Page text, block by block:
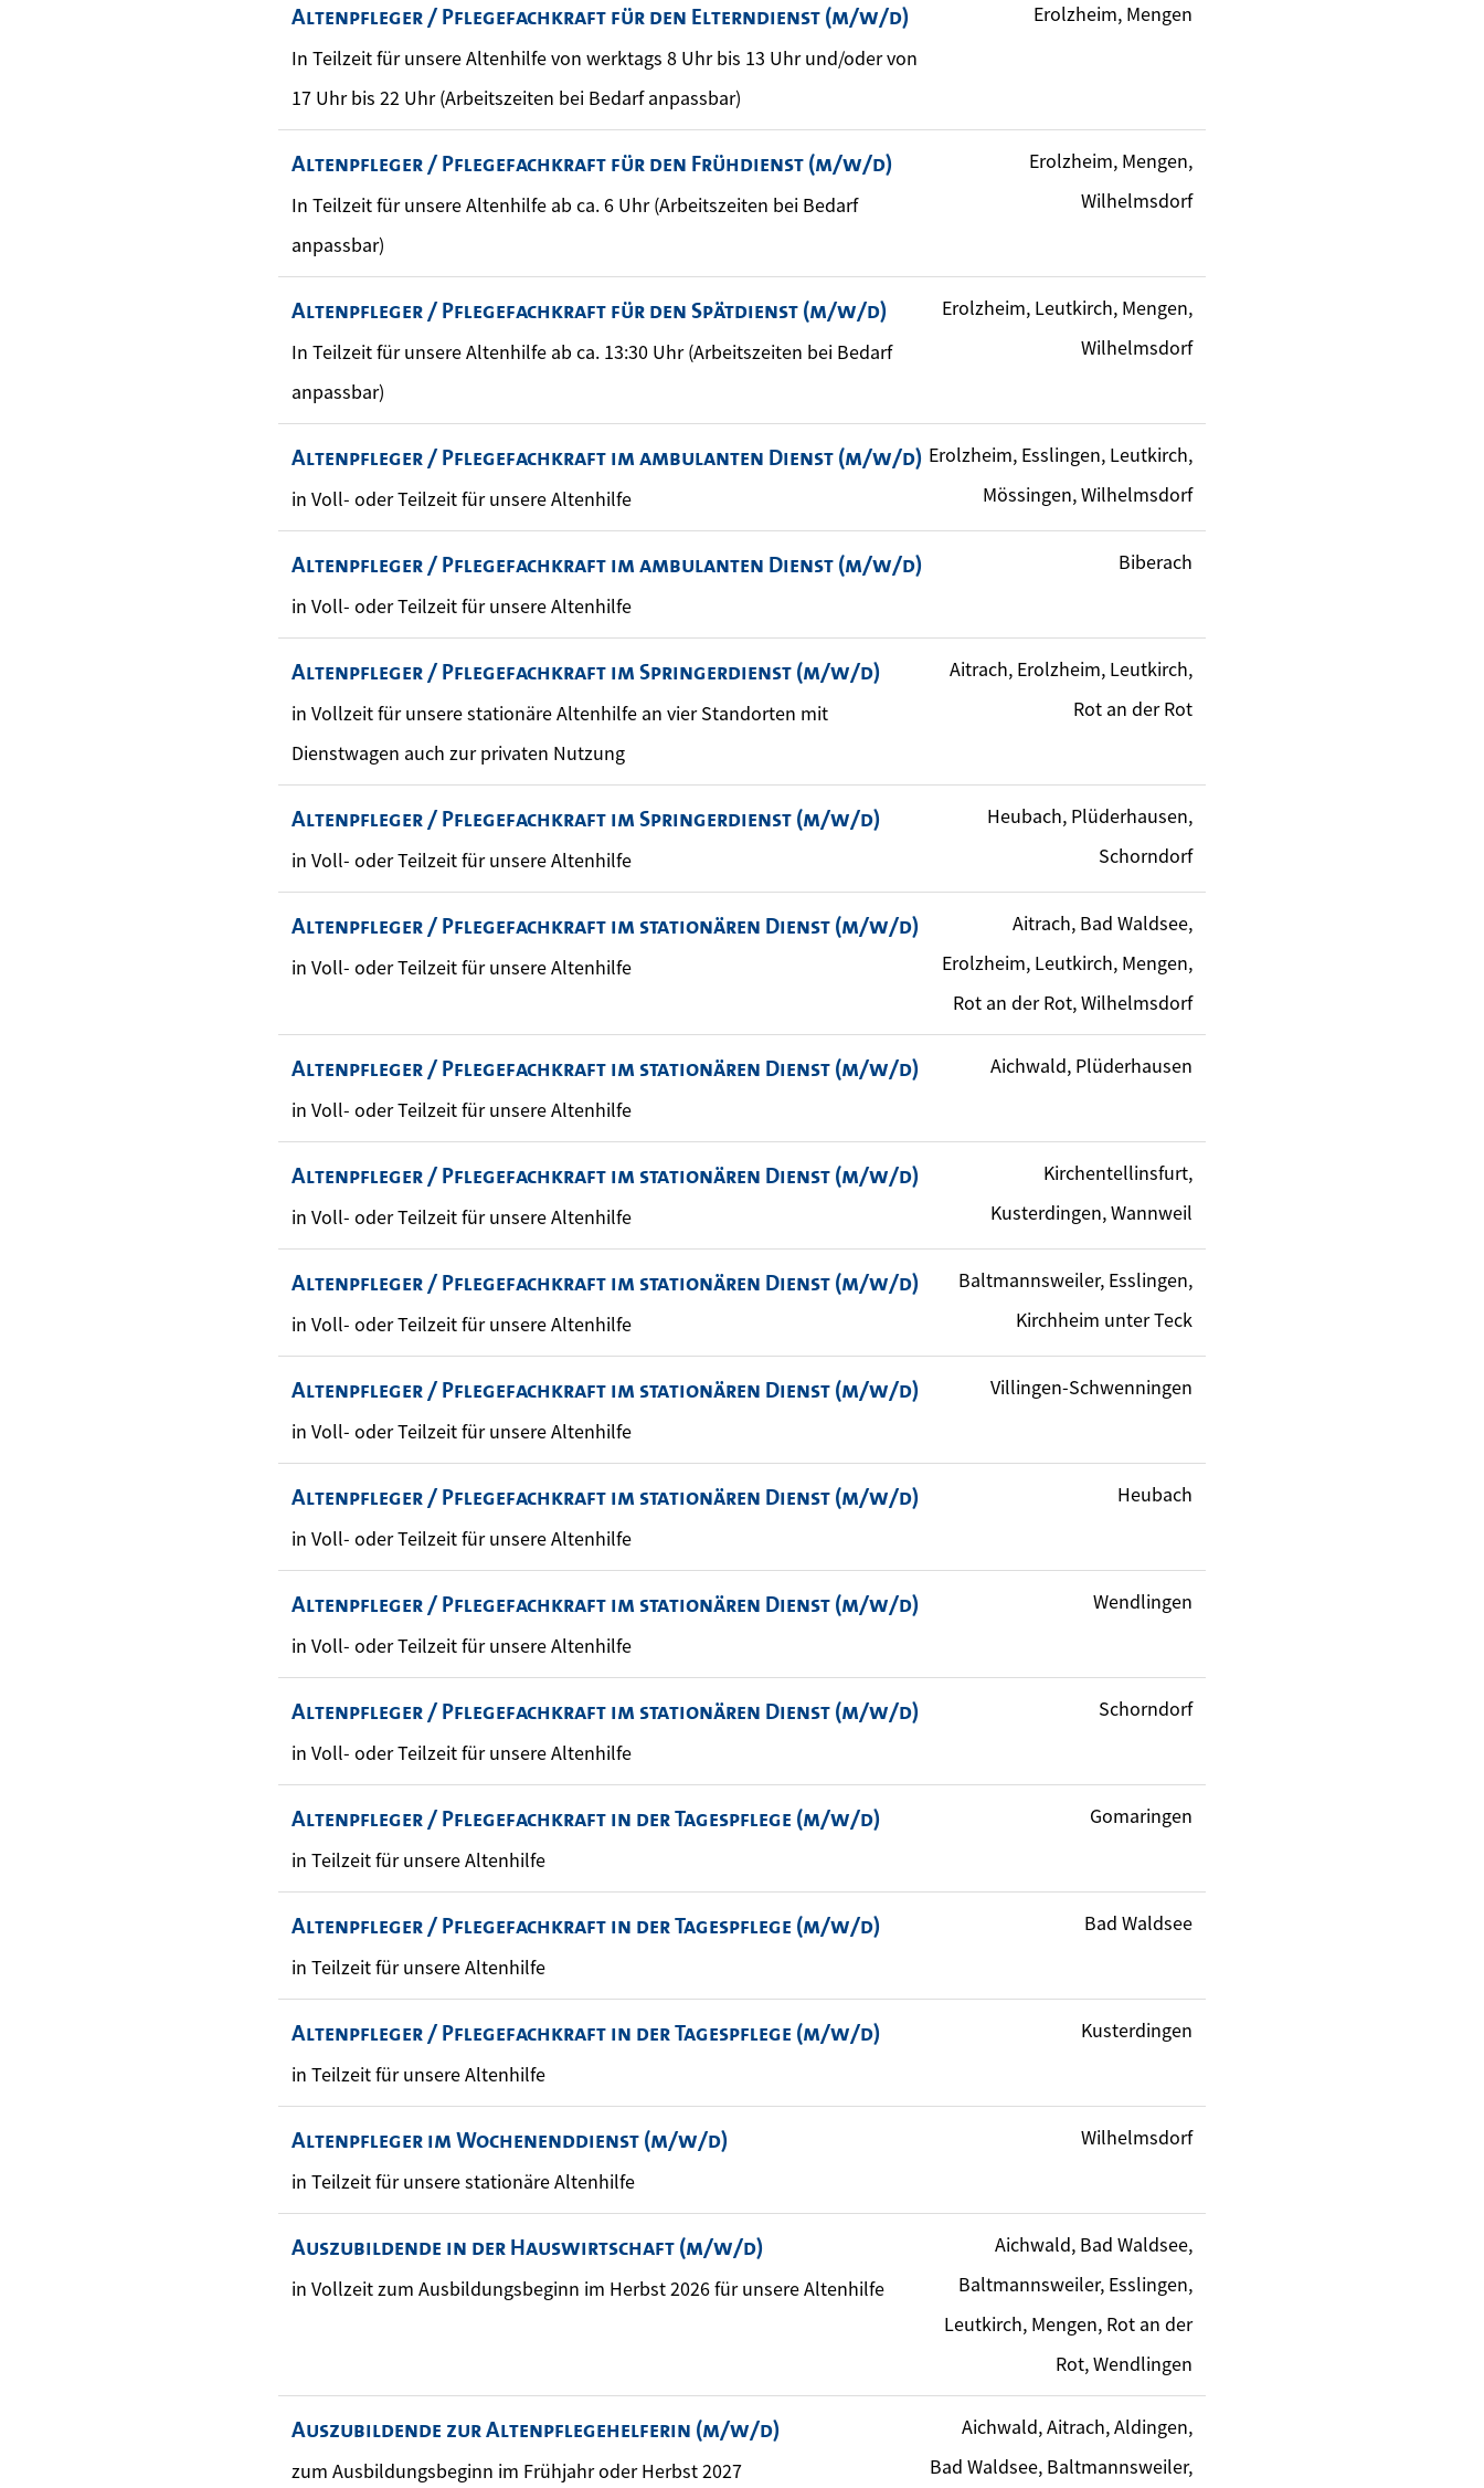
Altenpfleger / Pflegefachkraft für den Elterndienst (m/w/d)
In Teilzeit für unsere Altenhilfe von werktags 8 Uhr bis 13 Uhr und/oder von
17 Uhr bis 22 Uhr (Arbeitszeiten bei Bedarf anpassbar)
Erolzheim, Mengen
Altenpfleger / Pflegefachkraft für den Frühdienst (m/w/d)
In Teilzeit für unsere Altenhilfe ab ca. 6 Uhr (Arbeitszeiten bei Bedarf
anpassbar)
Erolzheim, Mengen,
Wilhelmsdorf
Altenpfleger / Pflegefachkraft für den Spätdienst (m/w/d)
In Teilzeit für unsere Altenhilfe ab ca. 13:30 Uhr (Arbeitszeiten bei Bedarf
anpassbar)
Erolzheim, Leutkirch, Mengen,
Wilhelmsdorf
Altenpfleger / Pflegefachkraft im ambulanten Dienst (m/w/d)
in Voll- oder Teilzeit für unsere Altenhilfe
Erolzheim, Esslingen, Leutkirch,
Mössingen, Wilhelmsdorf
Altenpfleger / Pflegefachkraft im ambulanten Dienst (m/w/d)
in Voll- oder Teilzeit für unsere Altenhilfe
Biberach
Altenpfleger / Pflegefachkraft im Springerdienst (m/w/d)
in Vollzeit für unsere stationäre Altenhilfe an vier Standorten mit
Dienstwagen auch zur privaten Nutzung
Aitrach, Erolzheim, Leutkirch,
Rot an der Rot
Altenpfleger / Pflegefachkraft im Springerdienst (m/w/d)
in Voll- oder Teilzeit für unsere Altenhilfe
Heubach, Plüderhausen,
Schorndorf
Altenpfleger / Pflegefachkraft im stationären Dienst (m/w/d)
in Voll- oder Teilzeit für unsere Altenhilfe
Aitrach, Bad Waldsee,
Erolzheim, Leutkirch, Mengen,
Rot an der Rot, Wilhelmsdorf
Altenpfleger / Pflegefachkraft im stationären Dienst (m/w/d)
in Voll- oder Teilzeit für unsere Altenhilfe
Aichwald, Plüderhausen
Altenpfleger / Pflegefachkraft im stationären Dienst (m/w/d)
in Voll- oder Teilzeit für unsere Altenhilfe
Kirchentellinsfurt,
Kusterdingen, Wannweil
Altenpfleger / Pflegefachkraft im stationären Dienst (m/w/d)
in Voll- oder Teilzeit für unsere Altenhilfe
Baltmannsweiler, Esslingen,
Kirchheim unter Teck
Altenpfleger / Pflegefachkraft im stationären Dienst (m/w/d)
in Voll- oder Teilzeit für unsere Altenhilfe
Villingen-Schwenningen
Altenpfleger / Pflegefachkraft im stationären Dienst (m/w/d)
in Voll- oder Teilzeit für unsere Altenhilfe
Heubach
Altenpfleger / Pflegefachkraft im stationären Dienst (m/w/d)
in Voll- oder Teilzeit für unsere Altenhilfe
Wendlingen
Altenpfleger / Pflegefachkraft im stationären Dienst (m/w/d)
in Voll- oder Teilzeit für unsere Altenhilfe
Schorndorf
Altenpfleger / Pflegefachkraft in der Tagespflege (m/w/d)
in Teilzeit für unsere Altenhilfe
Gomaringen
Altenpfleger / Pflegefachkraft in der Tagespflege (m/w/d)
in Teilzeit für unsere Altenhilfe
Bad Waldsee
Altenpfleger / Pflegefachkraft in der Tagespflege (m/w/d)
in Teilzeit für unsere Altenhilfe
Kusterdingen
Altenpfleger im Wochenenddienst (m/w/d)
in Teilzeit für unsere stationäre Altenhilfe
Wilhelmsdorf
Auszubildende in der Hauswirtschaft (m/w/d)
in Vollzeit zum Ausbildungsbeginn im Herbst 2026 für unsere Altenhilfe
Aichwald, Bad Waldsee,
Baltmannsweiler, Esslingen,
Leutkirch, Mengen, Rot an der
Rot, Wendlingen
Auszubildende zur Altenpflegehelferin (m/w/d)
zum Ausbildungsbeginn im Frühjahr oder Herbst 2027
Aichwald, Aitrach, Aldingen,
Bad Waldsee, Baltmannsweiler,